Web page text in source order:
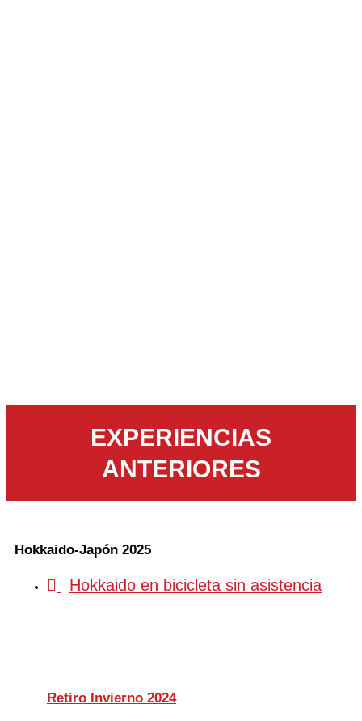
EXPERIENCIAS
ANTERIORES
Hokkaido-Japón 2025
Hokkaido en bicicleta sin asistencia
Retiro Invierno 2024